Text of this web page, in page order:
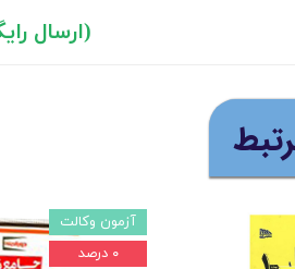
(ارسال
آزمون وکالت
۰ درصد